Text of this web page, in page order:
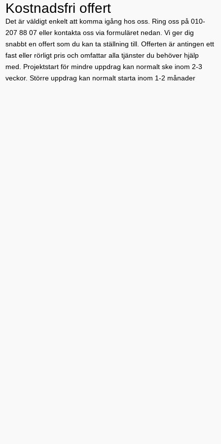
Kostnadsfri offert
Det är väldigt enkelt att komma igång hos oss. Ring oss på 010-
207 88 07 eller kontakta oss via formuläret nedan. Vi ger dig
snabbt en offert som du kan ta ställning till. Offerten är antingen ett
fast eller rörligt pris och omfattar alla tjänster du behöver hjälp
med. Projektstart för mindre uppdrag kan normalt ske inom 2-3
veckor. Större uppdrag kan normalt starta inom 1-2 månader